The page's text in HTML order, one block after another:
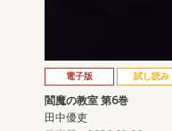
電子版 試し読み
閻魔の教室 第6巻
田中優吏